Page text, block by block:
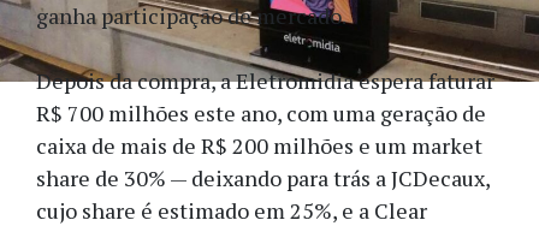
ganha participação de mercado.
Depois da compra, a Eletromidia espera faturar
R$ 700 milhões este ano, com uma geração de
caixa de mais de R$ 200 milhões e um market
share de 30% — deixando para trás a JCDecaux,
cujo share é estimado em 25%, e a Clear